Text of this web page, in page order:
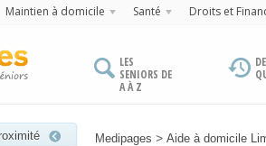
Maintien à domicile Santé Droits et
LES
SENIORS DE
A À Z
Medipages > Aide à domicile